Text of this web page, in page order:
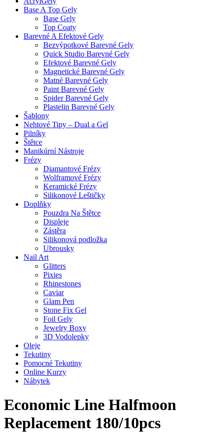
Base A Top Gely
Base Gely
Top Coaty
Barevné A Efektové Gely
Bezvýpotkové Barevné Gely
Quick Studio Barevné Gely
Efektové Barevné Gely
Magnetické Barevné Gely
Matné Barevné Gely
Paint Barevné Gely
Spider Barevné Gely
Plastelin Barevné Gely
Šablony
Nehtové Tipy – Dual a Gel
Pilníky
Štětce
Manikúrní Nástroje
Frézy
Diamantové Frézy
Wolframové Frézy
Keramické Frézy
Silikonové Leštičky
Doplňky
Pouzdra Na Štětce
Displeje
Zástěra
Silikonová podložka
Ubrousky
Nail Art
Glitters
Pixies
Rhinestones
Caviar
Glam Pen
Stone Fix Gel
Foil Gely
Jewelry Boxy
3D Vodolepky
Oleje
Tekutiny
Pomocné Tekutiny
Online Kurzy
Nábytek
Economic Line Halfmoon
Replacement 180/10pcs